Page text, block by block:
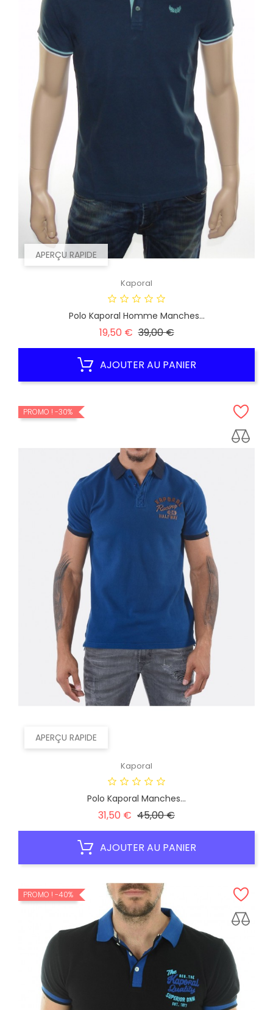
APERÇU RAPIDE
Kaporal
Polo Kaporal Homme Manches...
19,50 € Prix
39,00 €Prix
AJOUTER AU PANIER
APERÇU RAPIDE
PROMO ! -30%
Kaporal
Polo Kaporal Manches...
31,50 € Prix
45,00 €Prix
AJOUTER AU PANIER
PROMO ! -40%